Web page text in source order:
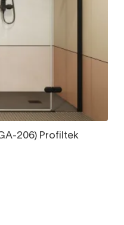
206) Profiltek